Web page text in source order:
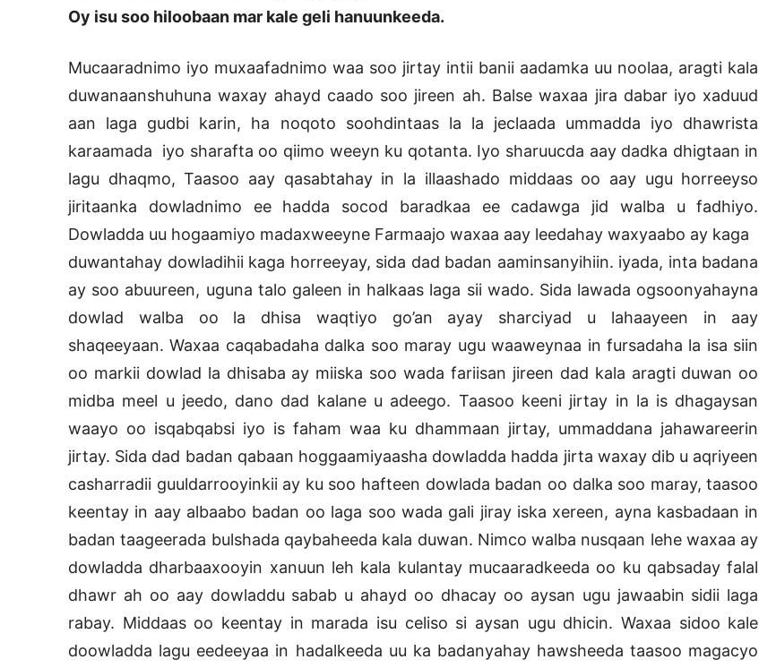
Oy isu soo hiloobaan mar kale geli hanuunkeeda.
Mucaaradnimo iyo muxaafadnimo waa soo jirtay intii banii aadamka uu noolaa, aragti kala
duwanaanshuhuna waxay ahayd caado soo jireen ah. Balse waxaa jira dabar iyo xaduud
aan laga gudbi karin, ha noqoto soohdintaas la la jeclaada ummadda iyo dhawrista
karaamada iyo sharafta oo qiimo weeyn ku qotanta. Iyo sharuucda aay dadka dhigtaan in
lagu dhaqmo, Taasoo aay qasabtahay in la illaashado middaas oo aay ugu horreeyso
jiritaanka dowladnimo ee hadda socod baradkaa ee cadawga jid walba u fadhiyo.
Dowladda uu hogaamiyo madaxweeyne Farmaajo waxaa aay leedahay waxyaabo ay kaga
duwantahay dowladihii kaga horreeyay, sida dad badan aaminsanyihiin. iyada, inta badana
ay soo abuureen, uguna talo galeen in halkaas laga sii wado. Sida lawada ogsoonyahayna
dowlad walba oo la dhisa waqtiyo go’an ayay sharciyad u lahaayeen in aay
shaqeeyaan. Waxaa caqabadaha dalka soo maray ugu waaweynaa in fursadaha la isa siin
oo markii dowlad la dhisaba ay miiska soo wada fariisan jireen dad kala aragti duwan oo
midba meel u jeedo, dano dad kalane u adeego. Taasoo keeni jirtay in la is dhagaysan
waayo oo isqabqabsi iyo is faham waa ku dhammaan jirtay, ummaddana jahawareerin
jirtay. Sida dad badan qabaan hoggaamiyaasha dowladda hadda jirta waxay dib u aqriyeen
casharradii guuldarrooyinkii ay ku soo hafteen dowlada badan oo dalka soo maray, taasoo
keentay in aay albaabo badan oo laga soo wada gali jiray iska xereen, ayna kasbadaan in
badan taageerada bulshada qaybaheeda kala duwan. Nimco walba nusqaan lehe waxaa ay
dowladda dharbaaxooyin xanuun leh kala kulantay mucaaradkeeda oo ku qabsaday falal
dhawr ah oo aay dowladdu sabab u ahayd oo dhacay oo aysan ugu jawaabin sidii laga
rabay. Middaas oo keentay in marada isu celiso si aysan ugu dhicin. Waxaa sidoo kale
doowladda lagu eedeeyaa in hadalkeeda uu ka badanyahay hawsheeda taasoo magacyo